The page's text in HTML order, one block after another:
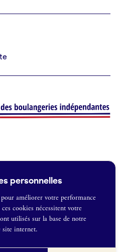
être recontacté
personnelles
améliorer votre performance
cookies nécessitent votre
utilisés sur la base de notre
internet.